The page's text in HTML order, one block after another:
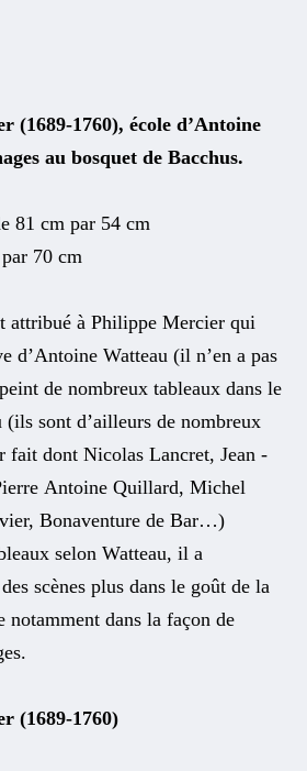
(1689-1760), école d’Antoine
au bosquet de Bacchus.
81 cm par 54 cm
70 cm
attribué à Philippe Mercier qui
d’Antoine Watteau (il n’en a pas
de nombreux tableaux dans le
(ils sont d’ailleurs de nombreux
fait dont Nicolas Lancret, Jean -
Antoine Quillard, Michel
Bonaventure de Bar…)
selon Watteau, il a
scènes plus dans le goût de la
notamment dans la façon de
(1689-1760)